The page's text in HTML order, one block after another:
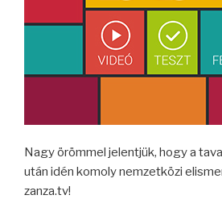
Nagy örömmel jelentjük, hogy a
után idén komoly nemzetközi
zanza.tv!